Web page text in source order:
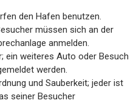
den Hafen benutzen.
müssen sich an der
anmelden.
ein weiteres Auto oder Besuch
werden.
und Sauberkeit; jeder ist
seiner Besucher